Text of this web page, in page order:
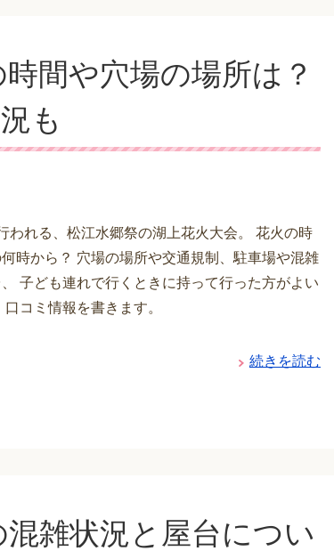
間や穴場の場所は？
も
われる、松江水郷祭の湖上花火大会。 花火の時
時から？ 穴場の場所や交通規制、駐車場や混雑
子ども連れで行くときに持って行った方がよい
口コミ情報を書きます。
続きを読む
雑状況と屋台につい